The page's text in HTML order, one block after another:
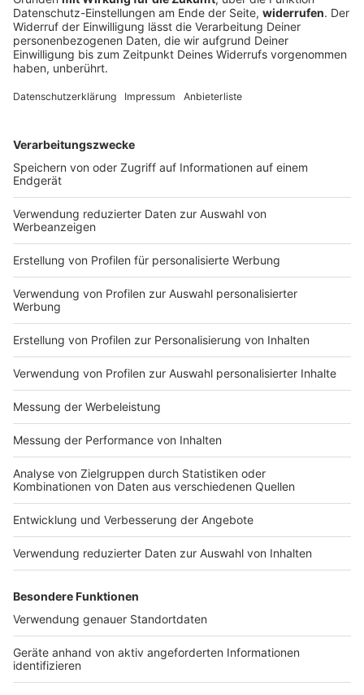
an den Ex
Beim Auftakt gegen St. Pauli trifft Fürth direkt auf Ex-
Kapitän Hrgota - und Coach Vogel hat eine besondere
Franken schon ein klares Ziel.
DEINE GEMERKTEN ARTIKEL
Du hast dir noch keine Artikel gemerkt
Markiere sie hierfür mit einem
Impressum
Nutzungsbedingungen
Jobs
Presse
Werben
Archiv
ANTENNE BAYERN GROUP
Stiftung ANTENNE BAYERN
hilft
Kontakt
Studio-Hotline
Verkehrs-Hotline
Newsletter